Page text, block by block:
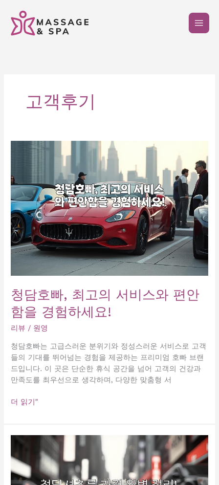
고객후기
청담호빠, 최고의 서비스와 편안
함을 경험하세요!
리뷰 / 원영
청담호빠는 고급스러운 분위기와 정성스러운 서비스로 고객
들의 기대를 뛰어넘는 경험을 제공하는 프리미엄 호빠 브랜
드입니다. 이 곳은 단순한 휴식 공간을 넘어 고객의 건강과
만족도를 최우선으로 생각하며, 다양한 맞춤형 서
청
호
빠,
고
의
서
더 읽기"